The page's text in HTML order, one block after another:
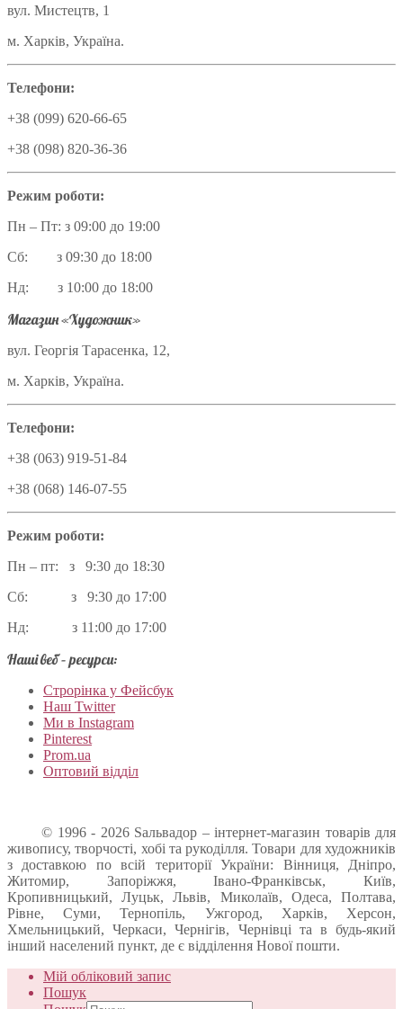
вул. Мистецтв, 1
м. Харків, Україна.
Телефони:
+38 (099) 620-66-65
+38 (098) 820-36-36
Режим роботи:
Пн – Пт: з 09:00 до 19:00
Сб: з 09:30 до 18:00
Нд: з 10:00 до 18:00
Магазин «Художник»
вул. Георгія Тарасенка, 12,
м. Харків, Україна.
Телефони:
+38 (063) 919-51-84
+38 (068) 146-07-55
Режим роботи:
Пн – пт: з 9:30 до 18:30
Сб: з 9:30 до 17:00
Нд: з 11:00 до 17:00
Наші веб – ресурси:
Строрінка у Фейсбук
Наш Twitter
Ми в Instagram
Pinterest
Prom.ua
Оптовий відділ
© 1996 - 2026 Sальвадор – інтернет-магазин товарів для
живопису, творчості, хобі та рукоділля. Товари для художників
з доставкою по всій території України: Вінниця, Дніпро,
Житомир, Запоріжжя, Івано-Франківськ, Київ,
Кропивницький, Луцьк, Львів, Миколаїв, Одеса, Полтава,
Рівне, Суми, Тернопіль, Ужгород, Харків, Херсон,
Хмельницький, Черкаси, Чернігів, Чернівці та в будь-який
інший населений пункт, де є відділення Нової пошти.
Мій обліковий запис
Пошук